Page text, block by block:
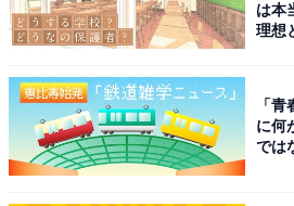
は本
理想
「
に何
では